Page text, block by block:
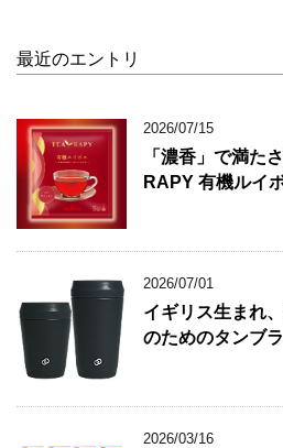
最近のエントリ
2026/07/15
「濃香」で満た
RAPY 有機ルイ
2026/07/01
イギリス生まれ
のためのタンブ
2026/03/16